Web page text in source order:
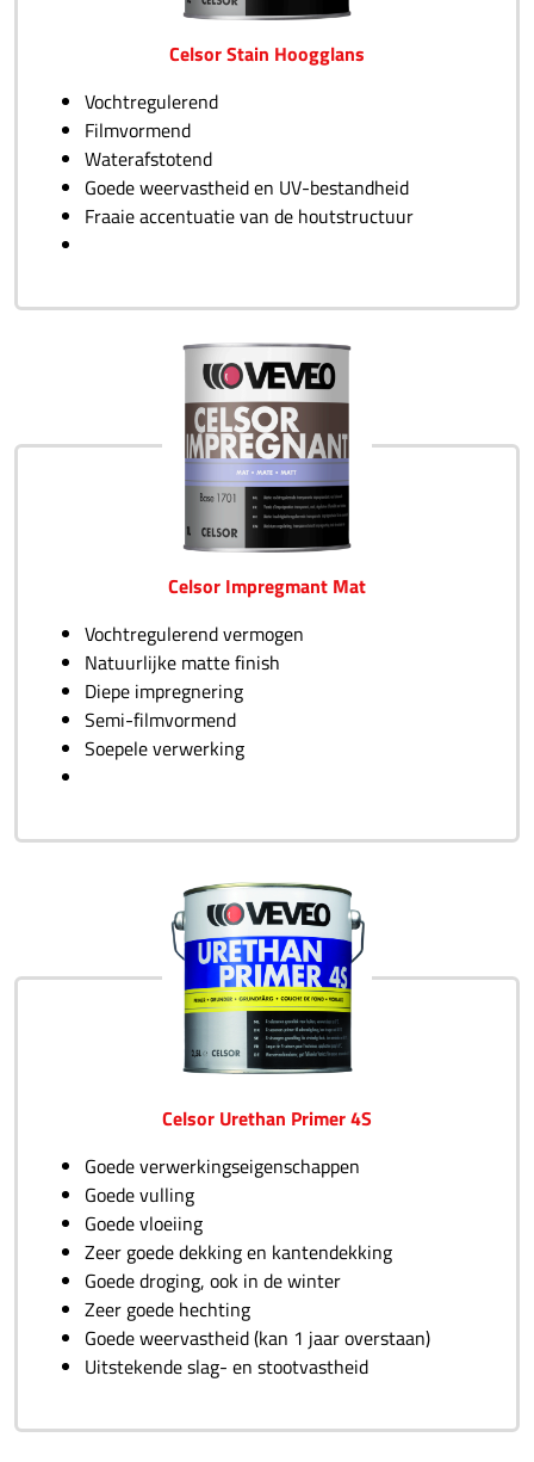
Celsor Stain Hoogglans
Vochtregulerend
Filmvormend
Waterafstotend
Goede weervastheid en UV-bestandheid
Fraaie accentuatie van de houtstructuur
Celsor Impregmant Mat
Vochtregulerend vermogen
Natuurlijke matte finish
Diepe impregnering
Semi-filmvormend
Soepele verwerking
Celsor Urethan Primer 4S
Goede verwerkingseigenschappen
Goede vulling
Goede vloeiing
Zeer goede dekking en kantendekking
Goede droging, ook in de winter
Zeer goede hechting
Goede weervastheid (kan 1 jaar overstaan)
Uitstekende slag- en stootvastheid